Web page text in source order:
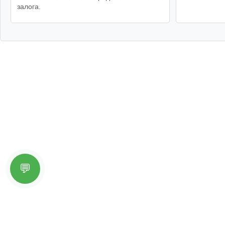
залога.
💬